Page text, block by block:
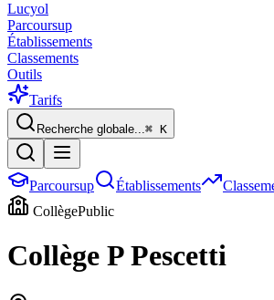
Lucyol
Parcoursup
Établissements
Classements
Outils
Tarifs
Recherche globale...⌘ K
Parcoursup Établissements
CollègePublic
Collège P Pescetti